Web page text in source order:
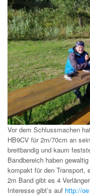
Vor dem Schlussmachen
HB9CV für 2m/70cm an
breitbandig und kaum
Bandbereich haben
kompakt für den Transport,
2m Band gibt es 4
Interesse gibt’s auf http://